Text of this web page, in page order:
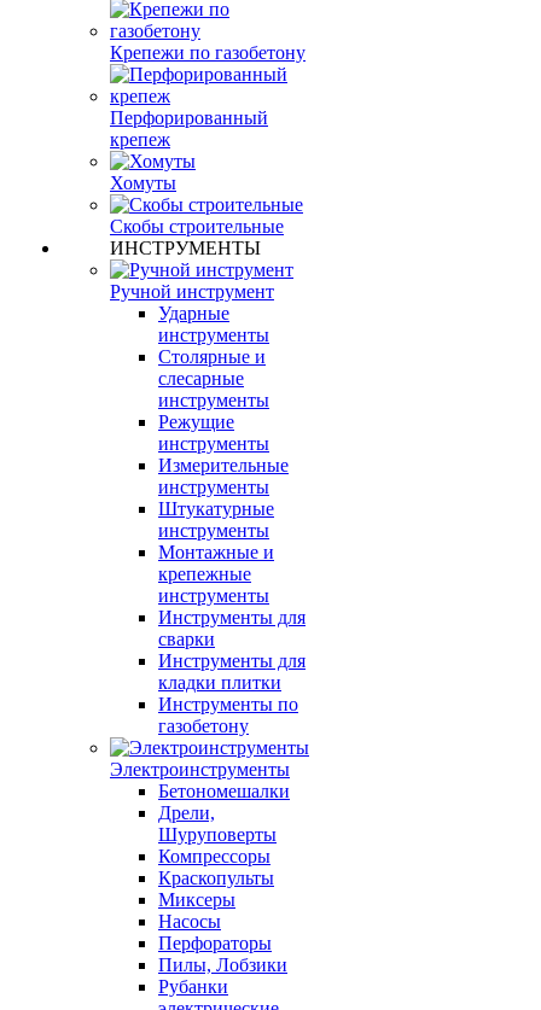
Крепежи по газобетону
Перфорированный
крепеж
Хомуты
Скобы строительные
ИНСТРУМЕНТЫ
Ручной инструмент
Ударные
инструменты
Столярные и
слесарные
инструменты
Режущие
инструменты
Измерительные
инструменты
Штукатурные
инструменты
Монтажные и
крепежные
инструменты
Инструменты для
сварки
Инструменты для
кладки плитки
Инструменты по
газобетону
Электроинструменты
Бетономешалки
Дрели,
Шуруповерты
Компрессоры
Краскопульты
Миксеры
Насосы
Перфораторы
Пилы, Лобзики
Рубанки